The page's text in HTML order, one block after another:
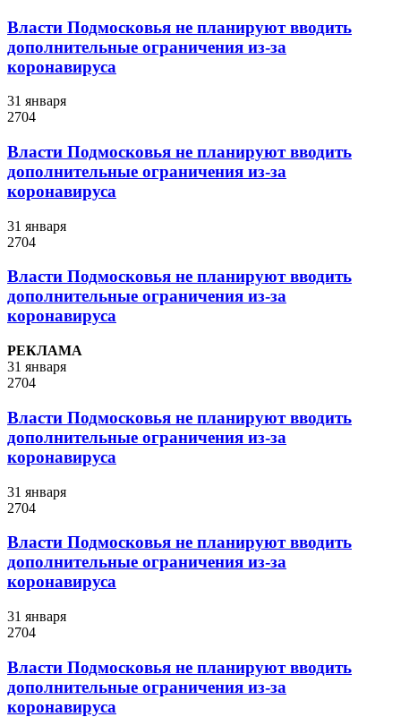
Власти Подмосковья не планируют вводить
дополнительные ограничения из-за
коронавируса
31 января
2704
Власти Подмосковья не планируют вводить
дополнительные ограничения из-за
коронавируса
31 января
2704
Власти Подмосковья не планируют вводить
дополнительные ограничения из-за
коронавируса
РЕКЛАМА
31 января
2704
Власти Подмосковья не планируют вводить
дополнительные ограничения из-за
коронавируса
31 января
2704
Власти Подмосковья не планируют вводить
дополнительные ограничения из-за
коронавируса
31 января
2704
Власти Подмосковья не планируют вводить
дополнительные ограничения из-за
коронавируса